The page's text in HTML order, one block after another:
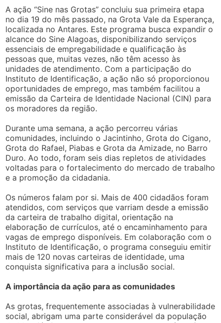
A ação “Sine nas Grotas” concluiu sua primeira etapa
no dia 19 do mês passado, na Grota Vale da Esperança,
localizada no Antares. Este programa busca expandir o
alcance do Sine Alagoas, disponibilizando serviços
essenciais de empregabilidade e qualificação às
pessoas que, muitas vezes, não têm acesso às
unidades de atendimento. Com a participação do
Instituto de Identificação, a ação não só proporcionou
oportunidades de emprego, mas também facilitou a
emissão da Carteira de Identidade Nacional (CIN) para
os moradores da região.
Durante uma semana, a ação percorreu várias
comunidades, incluindo o Jacintinho, Grota do Cigano,
Grota do Rafael, Piabas e Grota da Amizade, no Barro
Duro. Ao todo, foram seis dias repletos de atividades
voltadas para o fortalecimento do mercado de trabalho
e a promoção da cidadania.
Os números falam por si. Mais de 400 cidadãos foram
atendidos, com serviços que varriam desde a emissão
da carteira de trabalho digital, orientação na
elaboração de currículos, até o encaminhamento para
vagas de emprego disponíveis. Em colaboração com o
Instituto de Identificação, o programa conseguiu emitir
mais de 120 novas carteiras de identidade, uma
conquista significativa para a inclusão social.
A importância da ação para as comunidades
As grotas, frequentemente associadas à vulnerabilidade
social, abrigam uma parte considerável da população